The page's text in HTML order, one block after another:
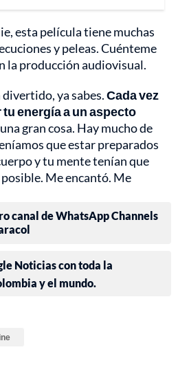
esta película tiene muchas
y peleas. Cuénteme
la producción audiovisual.
divertido, ya sabes.Cada vez
energía a un aspecto
gran cosa. Hay mucho de
que estar preparados
y tu mente tenían que
Me encantó. Me
canal de WhatsApp Channels
Noticias con toda la
y el mundo.